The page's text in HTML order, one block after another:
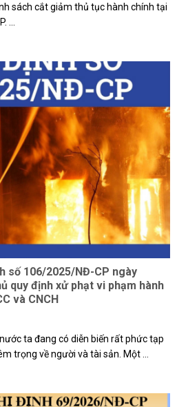
sách cắt giảm thủ tục hành chính tại
...
số 106/2025/NĐ-CP ngày
quy định xử phạt vi phạm hành
và CNCH
ta đang có diễn biến rất phức tạp
trọng về người và tài sản. Một ...
vấn trực tiếp 24/7: